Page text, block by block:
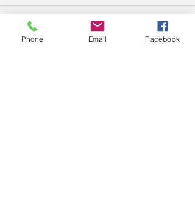
オンライン・無料です
コメントを追加…
Phone Email Facebook